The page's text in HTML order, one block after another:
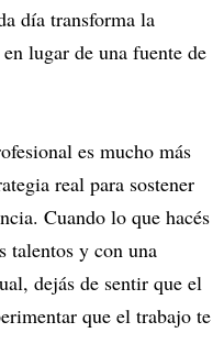
día transforma la
lugar de una fuente de
es mucho más
real para sostener
Cuando lo que hacés
talentos y con una
dejás de sentir que el
que el trabajo te